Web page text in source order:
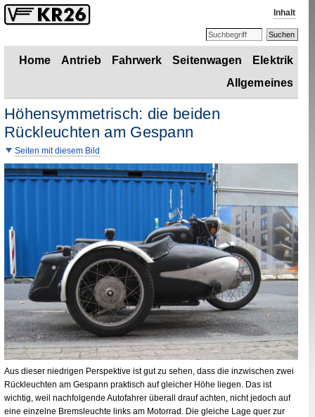
Inhalt
Home Antrieb Fahrwerk Seitenwagen
Elektrik
Allgemeines
Höhensymmetrisch: die beiden
Rückleuchten am Gespann
Seiten mit diesem Bild
Aus dieser niedrigen Perspektive ist gut zu sehen, dass die inzwischen zwei
Rückleuchten am Gespann praktisch auf gleicher Höhe liegen. Das ist
wichtig, weil nachfolgende Autofahrer überall drauf achten, nicht jedoch auf
eine einzelne Bremsleuchte links am Motorrad. Die gleiche Lage quer zur